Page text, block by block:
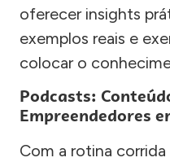
oferecer insights
exemplos reais e
colocar o
Podcasts:
Empreendedores
Com a rotina